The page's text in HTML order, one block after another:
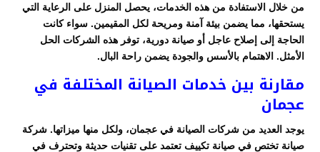
من خلال الاستفادة من هذه الخدمات، يحصل المنزل على الرعاية التي
يستحقها، مما يضمن بيئة آمنة ومريحة لكل المقيمين. سواء كانت
الحاجة إلى إصلاح عاجل أو صيانة دورية، توفر هذه الشركات الحل
الأمثل. الاهتمام بالأسس والجودة يضمن راحة البال.
مقارنة بين خدمات الصيانة المختلفة في
عجمان
يوجد العديد من شركات الصيانة في عجمان، ولكل منها ميزاتها. شركة
صيانة تختص في صيانة تكييف تعتمد على تقنيات حديثة وتحترف في